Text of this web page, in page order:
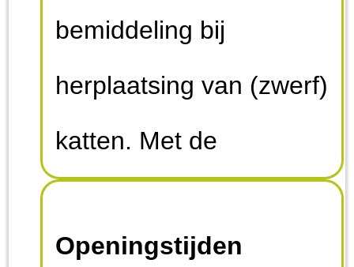
bemiddeling bij
herplaatsing van (zwerf)
katten. Met de
bemiddelingen steunen
Openingstijden